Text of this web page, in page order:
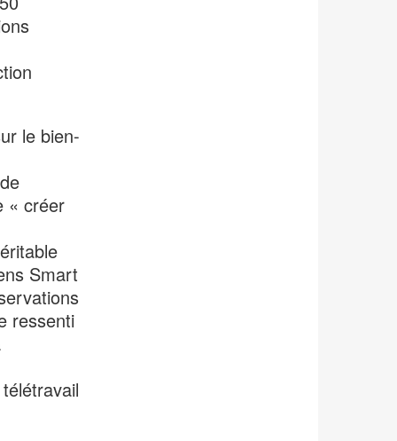
le bien-
« créer
Smart
ressenti